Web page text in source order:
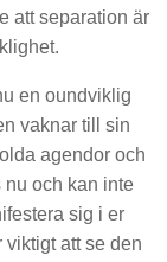
att separation är
en oundviklig
vaknar till sin
agendor och
nu och kan inte
sig i er
viktigt att se den